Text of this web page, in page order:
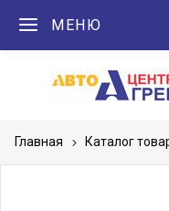
МЕНЮ
Главная Каталог